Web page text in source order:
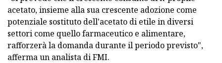
acetato, insieme alla sua crescente adozione come
potenziale sostituto dell'acetato di etile in diversi
settori come quello farmaceutico e alimentare,
rafforzerà la domanda durante il periodo previsto",
afferma un analista di FMI.